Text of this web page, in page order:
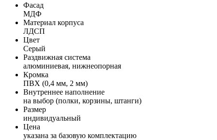
Фасад
МДФ
Материал корпуса
ЛДСП
Цвет
Серый
Раздвижная система
алюминиевая, нижнеопорная
Кромка
ПВХ (0,4 мм, 2 мм)
Внутреннее наполнение
на выбор (полки, корзины, штанги)
Размер
индивидуальный
Цена
указана за базовую комплектацию